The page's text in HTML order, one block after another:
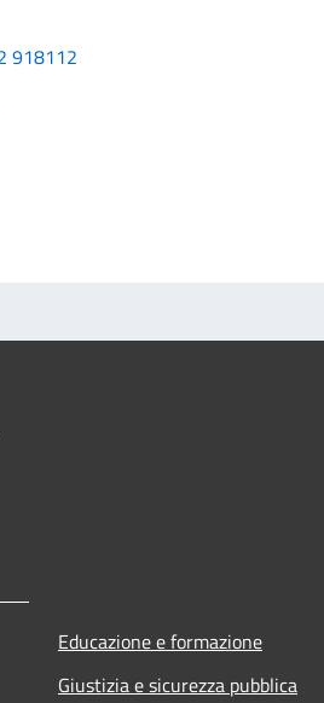
918112
Educazione e formazione
Giustizia e sicurezza pubblica